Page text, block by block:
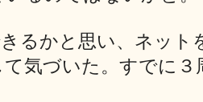
るかと思い、ネット
気づいた。すでに３